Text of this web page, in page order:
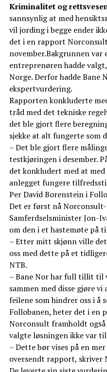
Kriminalitet og
sannsynlig at med
vil jording i begge ender
det i en rapport
november.Bakgrunnen
entreprenøren hadde
Norge. Derfor hadde Bane
ekspertvurdering.
Rapporten konkluderte
tråd med det tekniske
det ble gjort flere
sjekke at alt fungerte som
– Det ble gjort flere
testkjøringen i desember.
det konkludert med at
anlegget fungere
Per David Borenstein i
Det er først nå
Samferdselsminister Jon-
om den i et hastemøte på
– Etter mitt skjønn ville
oss med dette på et
NTB.
– Bane Nor har full tillit til
sammen med disse gjøre
feilene som hindrer oss i å
Follobanen, heter det i en
Norconsult framholdt
valgte løsningen ikke var
– Dette bør vises på en
oversendt rapport,